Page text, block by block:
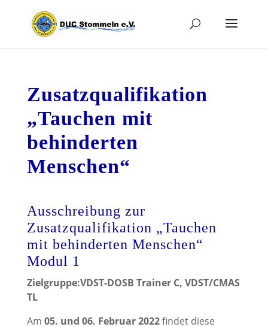
Zusatzqualifikation
„Tauchen mit
behinderten
Menschen“
Ausschreibung zur
Zusatzqualifikation „Tauchen
mit behinderten Menschen“
Modul 1
Zielgruppe:VDST-DOSB Trainer C, VDST/CMAS
TL
Am 05. und 06. Februar 2022findet diese